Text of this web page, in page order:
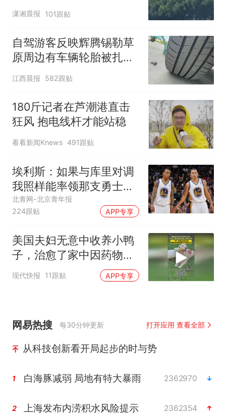
公里，感慨孩子真的长大
潇湘晨报 101跟贴
自驾游客反映辉腾锡勒草
原周边有车辆轮胎被扎，
修理店铺换胎价格高达千
江西晨报 582跟贴
180斤记者在芦潮港直击
狂风 抱电线杆才能站稳
看看新闻Knews 491跟贴
埃利斯：如果与库里对调
我照样能率领那支勇士取
得现在的成就
北青网-北京青年报
224跟贴
APP专享
美国夫妇无意中收养小鸭
子，治愈了家中因药物变
沉闷的金毛
现代快报 11跟贴 APP专享
网易热搜 每30分钟更新 打开应用 查看全部
从科技创新看开局起步的时与势
1 白海豚减弱 局地有特大暴雨 2362970
2 上海发布内涝积水风险提示 2362354